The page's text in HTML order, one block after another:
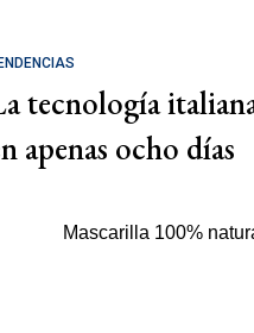
tecnología
apenas ocho días